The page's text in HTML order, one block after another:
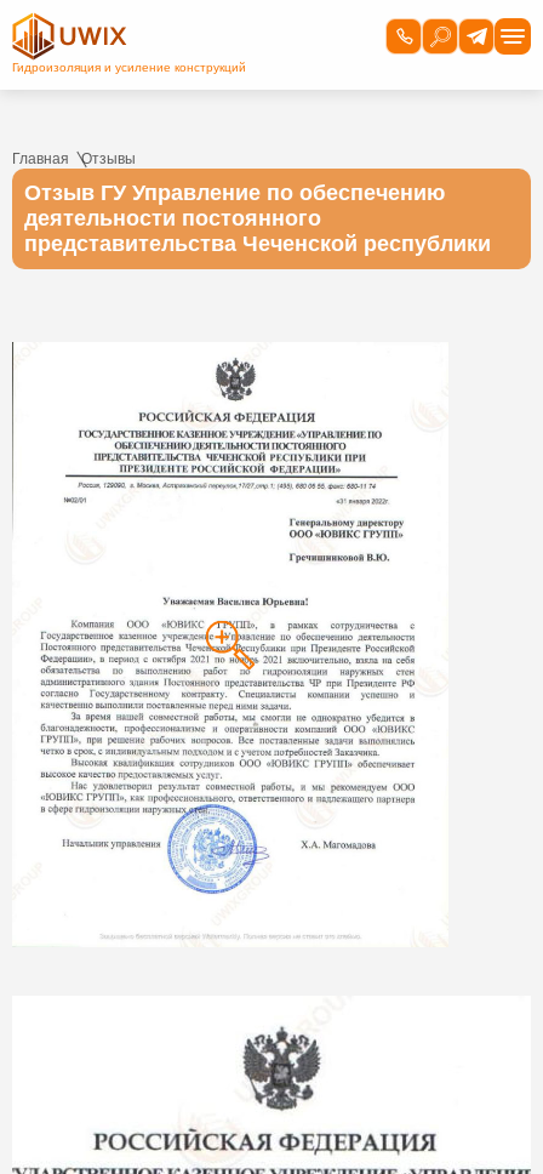
Главная Отзывы
Отзыв ГУ Управление по обеспечению
деятельности постоянного
представительства Чеченской республики